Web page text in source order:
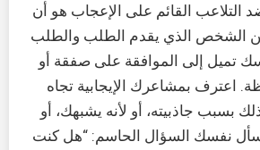
ضد التلاعب القائم على الإعجاب هو أن
الشخص الذي يقدم الطلب والطلب
تميل إلى الموافقة على صفقة أو
اعترف بمشاعرك الإيجابية تجاه
بسبب جاذبيته، أو لأنه يشبهك، أو
اسأل نفسك السؤال الحاسم: “هل كنت